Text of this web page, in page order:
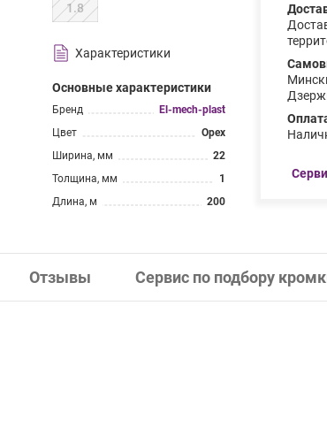
1.8
Характеристики
Основные характеристики
Бренд
El-mech-plast
Цвет
Орех
Ширина, мм
22
Толщина, мм
1
Длина, м
200
Отзывы Сервис по подбору